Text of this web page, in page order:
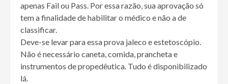
apenas Fail ou Pass. Por essa razão, sua aprovação só
tem a finalidade de habilitar o médico e não a de
classificar.
Deve-se levar para essa prova jaleco e estetoscópio.
Não é necessário caneta, comida, prancheta e
instrumentos de propedêutica. Tudo é disponibilizado
lá.